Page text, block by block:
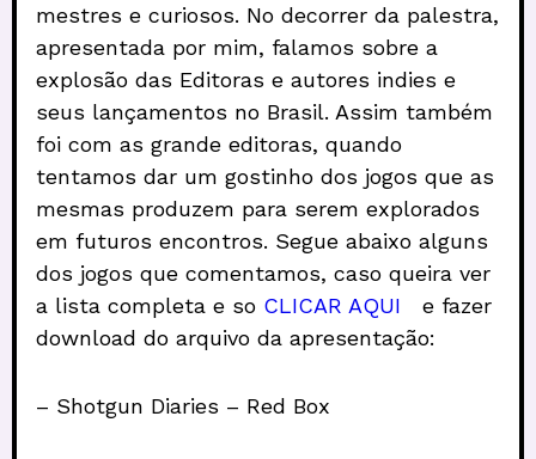
mestres e curiosos. No decorrer da palestra,
apresentada por mim, falamos sobre a
explosão das Editoras e autores indies e
seus lançamentos no Brasil. Assim também
foi com as grande editoras, quando
tentamos dar um gostinho dos jogos que as
mesmas produzem para serem explorados
em futuros encontros. Segue abaixo alguns
dos jogos que comentamos, caso queira ver
a lista completa e so CLICAR AQUI
e fazer
download do arquivo da apresentação:
– Shotgun Diaries – Red Box